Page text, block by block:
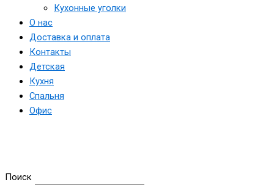
Кухонные уголки
О нас
Доставка и оплата
Контакты
Детская
Кухня
Спальня
Офис
Поиск